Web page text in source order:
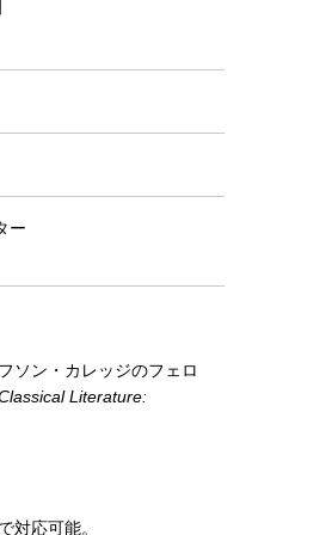
ー
ソン・カレッジのフェロ
Literature:
対応可能。